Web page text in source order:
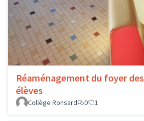
Réaménagement du foyer des
élèves
Collège Ronsard
0 1